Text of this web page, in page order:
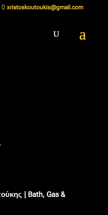
xristoskoutoukis@gmail.com
| Bath, Gas &